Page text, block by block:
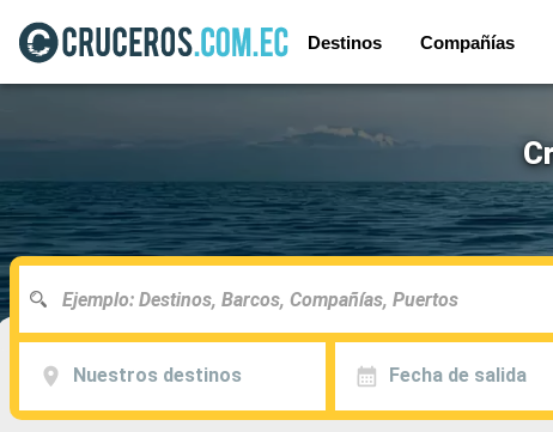
Destinos Compañías
Nuestros destinos Fecha de salida